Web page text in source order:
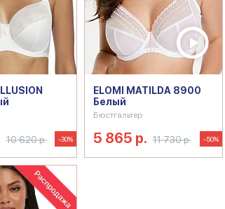
10 620 р. -30%
ELOMI MATILDA 8900
Белый
Бюстгальтер
5 865 р. 11 730 р. -50%